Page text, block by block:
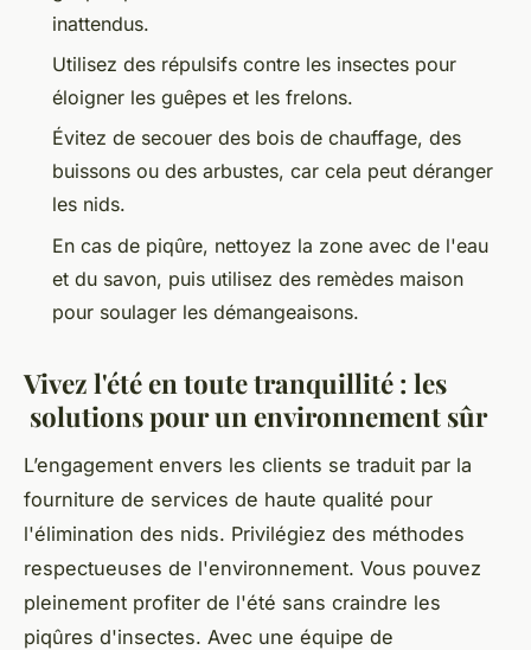
inattendus.
Utilisez des répulsifs contre les insectes pour
éloigner les guêpes et les frelons.
Évitez de secouer des bois de chauffage, des
buissons ou des arbustes, car cela peut déranger
les nids.
En cas de piqûre, nettoyez la zone avec de l'eau
et du savon, puis utilisez des remèdes maison
pour soulager les démangeaisons.
Vivez l'été en toute tranquillité : les
solutions pour un environnement sûr
L’engagement envers les clients se traduit par la
fourniture de services de haute qualité pour
l'élimination des nids. Privilégiez des méthodes
respectueuses de l'environnement. Vous pouvez
pleinement profiter de l'été sans craindre les
piqûres d'insectes. Avec une équipe de